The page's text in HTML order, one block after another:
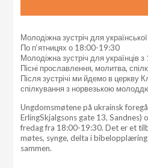
Молодіжна зустріч для
По п‘ятницях о 18:00-19:30
Молодіжна зустріч для українців
Пісні прославлення, молитва,
Після зустрічі ми йдемо в церкву
спілкування з норвезькою
Ungdomsmøtene på ukrainsk
ErlingSkjalgsons gate 13, Sandnes)
fredag fra 18:00-19:30. Det er et
møtes, synge, delta i
sammen.